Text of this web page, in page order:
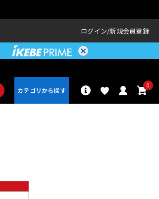
ログイン 新規会員登録
0